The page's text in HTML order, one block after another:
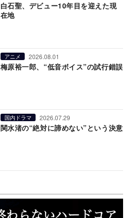
白石聖、デビュー10年目を迎えた現
在地
アニメ 2026.08.01
梅原裕一郎、“低音ボイス”の試行錯誤
国内ドラマ 2026.07.29
関水渚の“絶対に諦めない”という決意